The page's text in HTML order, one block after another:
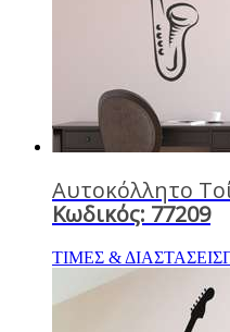
Αυτοκόλλητο
Κωδικός: 77209
ΤΙΜΕΣ & ΔΙΑΣΤΑΣΕΙΣ